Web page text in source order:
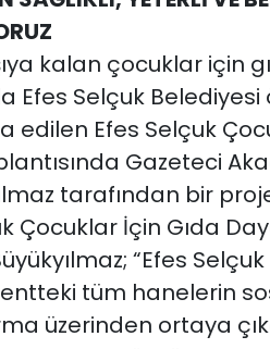
kalan çocuklar için
Efes Selçuk
edilen Efes Selçuk
Gazeteci
tarafından bir
Çocuklar İçin Gıda
“Efes
tüm hanelerin
üzerinden ortaya